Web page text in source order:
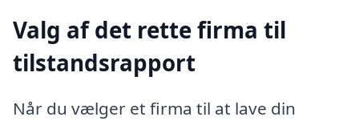
Valg af det rette firma til
tilstandsrapport
Når du vælger et firma til at lave din